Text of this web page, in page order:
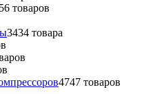
56 товаров
3434 товара
4747 товаров